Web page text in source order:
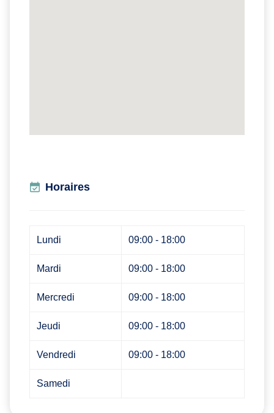
Horaires
Lundi 09:00 - 18:00
Mardi 09:00 - 18:00
Mercredi 09:00 - 18:00
Jeudi 09:00 - 18:00
Vendredi 09:00 - 18:00
Samedi